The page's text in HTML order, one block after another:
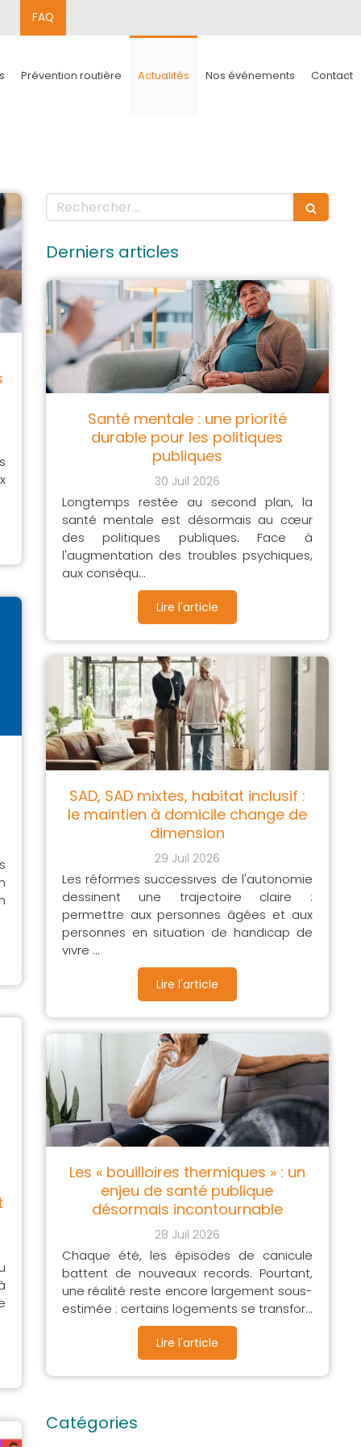
FAQ
Prévention routière Actualités Nos événements Contact
Rechercher
Derniers articles
Santé mentale : une priorité
durable pour les politiques
publiques
30 Juil 2026
Longtemps restée au second plan, la
santé mentale est désormais au cœur
des politiques publiques. Face à
l'augmentation des troubles psychiques,
aux conséqu...
Lire l'article
SAD, SAD mixtes, habitat inclusif :
le maintien à domicile change de
dimension
29 Juil 2026
Les réformes successives de l'autonomie
dessinent une trajectoire claire :
permettre aux personnes âgées et aux
personnes en situation de handicap de
vivre ...
Lire l'article
Les « bouilloires thermiques » : un
enjeu de santé publique
désormais incontournable
28 Juil 2026
Chaque été, les épisodes de canicule
battent de nouveaux records. Pourtant,
une réalité reste encore largement sous-
estimée : certains logements se transfor...
Lire l'article
Catégories